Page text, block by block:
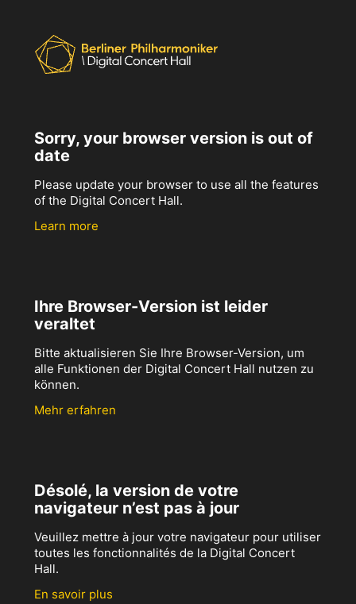
Sorry, your browser version is out of
date
Please update your browser to use all the features
of the Digital Concert Hall.
Learn more
Ihre Browser-Version ist leider
veraltet
Bitte aktualisieren Sie Ihre Browser-Version, um
alle Funktionen der Digital Concert Hall nutzen zu
können.
Mehr erfahren
Désolé, la version de votre
navigateur n’est pas à jour
Veuillez mettre à jour votre navigateur pour utiliser
toutes les fonctionnalités de la Digital Concert
Hall.
En savoir plus